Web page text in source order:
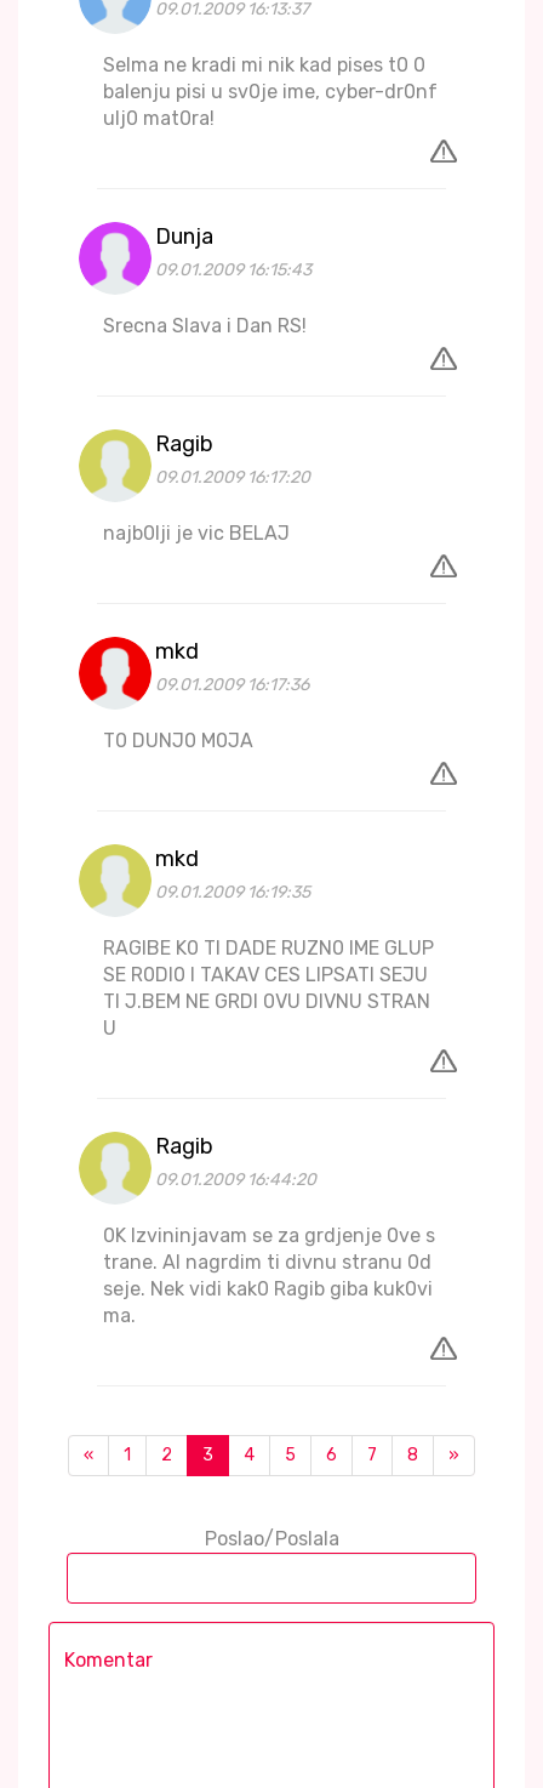
09.01.2009 16:13:37
Selma ne kradi mi nik kad pises t0 0
balenju pisi u sv0je ime, cyber-dr0nf
ulj0 mat0ra!
Dunja
09.01.2009 16:15:43
Srecna Slava i Dan RS!
Ragib
09.01.2009 16:17:20
najb0lji je vic BELAJ
mkd
09.01.2009 16:17:36
T0 DUNJ0 M0JA
mkd
09.01.2009 16:19:35
RAGIBE K0 TI DADE RUZN0 IME GLUP
SE R0DI0 I TAKAV CES LIPSATI SEJU
TI J.BEM NE GRDI 0VU DIVNU STRAN
U
Ragib
09.01.2009 16:44:20
0K Izvininjavam se za grdjenje 0ve s
trane. Al nagrdim ti divnu stranu 0d
seje. Nek vidi kak0 Ragib giba kuk0vi
ma.
« 1 2 3 4 5 6 7 8 »
Poslao/Poslala